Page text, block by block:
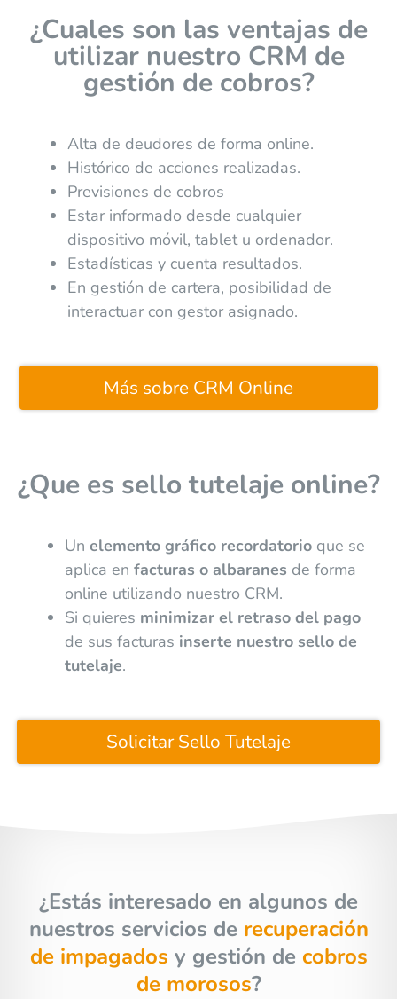
¿Cuales son las ventajas de
utilizar nuestro CRM de
gestión de cobros?
Alta de deudores de forma online.
Histórico de acciones realizadas.
Previsiones de cobros
Estar informado desde cualquier
dispositivo móvil, tablet u ordenador.
Estadísticas y cuenta resultados.
En gestión de cartera, posibilidad de
interactuar con gestor asignado.
Más sobre CRM Online
¿Que es sello tutelaje online?
Un elemento gráfico recordatorioque se
aplica en facturas o albaranes de forma
online utilizando nuestro CRM.
Si quieres minimizar el retraso del pago
de sus facturas inserte nuestro sello de
tutelaje.
Solicitar Sello Tutelaje
¿Estás interesado en algunos de
nuestros servicios de recuperación
de impagados y gestión de cobros
de morosos?